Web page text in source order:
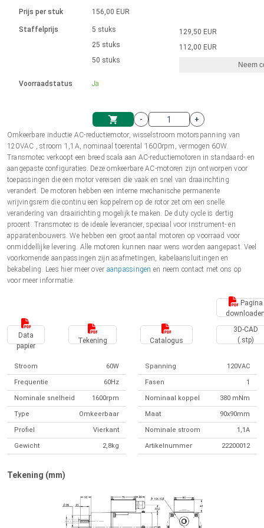
Eenheidssysteem
Winkelwagen
Solenoïden
driver
Ø 28-42| 1-1400 rpm | <= 290Ncm
Borstelloze DC-motordrivers
Borstel DC-motordrivers DPWM-
Stappenmotor drivers
Synchroon-asynchroon | voor 1-4 aandrijvingen
Besturingskasten
Synchroon-asynchroon | voor 1-4 aandrijvingen
Français (EUR)
Polski (EUR)
Norsk (NOK)
Suomi (EUR)
Svenska (SEK)
Prijs per stuk
Staffelprijs
Voorraadstatus
156,00 EUR
5 stuks
25 stuks
50 stuks
Ja
129,50 EUR
112,00 EUR
Neem
-
+
Omkeerbare inductie AC-reductiemotor, wisselstroom motorspanning van
120VAC , stroom 1,1A, nominaal toerental 1600rpm, vermogen 60W.
Transmotec verkoopt een breed scala aan AC-reductiemotoren in standaard- en
aangepaste configuraties. Deze omkeerbare AC-motoren zijn ontworpen voor
toepassingen die een motor vereisen die vaak en snel van draairichting
verandert. De motoren hebben een interne mechanische permanente
wrijvingsrem die continu een koppelrem op de rotor zet om een snelle
verandering van draairichting mogelijk te maken. De duty cycle is dertig
procent. Transmotec is de ideale leverancier, speciaal voor instrument- en
apparatenbouwers. We hebben een groot aantal motoren op voorraad voor
onmiddellijke levering. Alle motoren kunnen naar wens worden aangepast. Veel
voorkomende aanpassingen zijn asafmetingen, kabelaansluitingen en
bekabeling. Lees hier meer over aanpassingen en neem contact met ons op
voor meer informatie.
Pagina
Data
papier
Tekening Catalogus
3D-CAD
(.stp)
Stroom 60W Spanning 120VAC
Frequentie 60Hz Fasen 1
Nominale snelheid 1600rpm Nominaal koppel 380 mNm
Type Omkeerbaar Maat 90x90mm
Profiel Vierkant Nominale stroom 1,1A
Gewicht 2,8kg Artikelnummer 22200012
Tekening (mm)